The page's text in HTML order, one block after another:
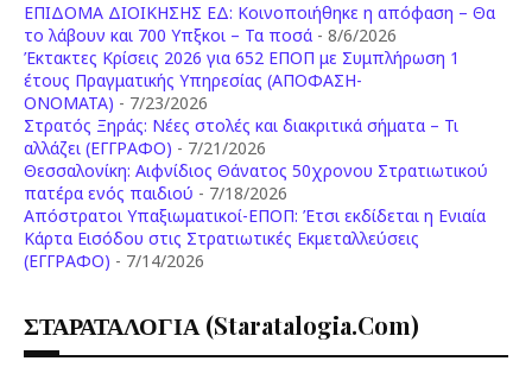
ΕΠΙΔΟΜΑ ΔΙΟΙΚΗΣΗΣ ΕΔ: Κοινοποιήθηκε η απόφαση – Θα
το λάβουν και 700 Υπξκοι – Τα ποσά - 8/6/2026
Έκτακτες Κρίσεις 2026 για 652 ΕΠΟΠ με Συμπλήρωση 1
έτους Πραγματικής Υπηρεσίας (ΑΠΟΦΑΣΗ-
ONOMATA) - 7/23/2026
Στρατός Ξηράς: Νέες στολές και διακριτικά σήματα – Τι
αλλάζει (ΕΓΓΡΑΦΟ) - 7/21/2026
Θεσσαλονίκη: Αιφνίδιος Θάνατος 50χρονου Στρατιωτικού
πατέρα ενός παιδιού - 7/18/2026
Απόστρατοι Υπαξιωματικοί-ΕΠΟΠ: Έτσι εκδίδεται η Ενιαία
Κάρτα Εισόδου στις Στρατιωτικές Εκμεταλλεύσεις
(ΕΓΓΡΑΦΟ) - 7/14/2026
ΣΤΑΡΑΤΑΛΟΓΙΑ (staratalogia.com)